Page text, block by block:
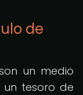
de
un medio
un tesoro de